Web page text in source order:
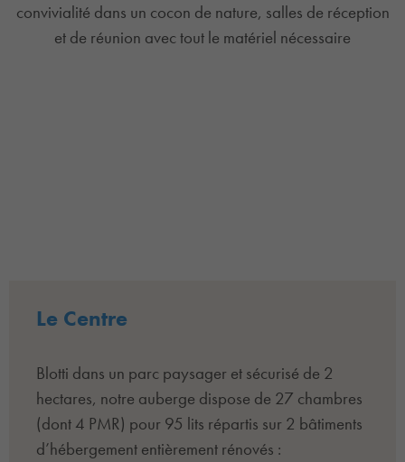
convivialité dans un cocon de nature, salles de réception
et de réunion avec tout le matériel nécessaire
Le Centre
Blotti dans un parc paysager et sécurisé de 2
hectares, notre auberge dispose de 27 chambres
(dont 4 PMR) pour 95 lits répartis sur 2 bâtiments
d’hébergement entièrement rénovés :